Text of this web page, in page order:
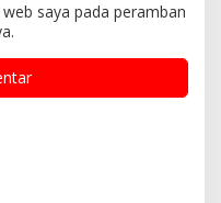
saya pada peramban